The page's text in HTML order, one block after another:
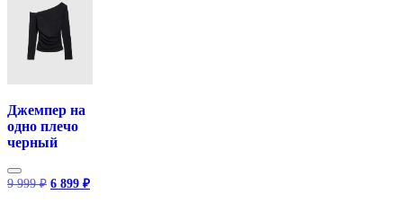
Джемпер на
одно плечо
черный
9 999₽ Первоначальная
цена
6 899 ₽Текущая
цена: